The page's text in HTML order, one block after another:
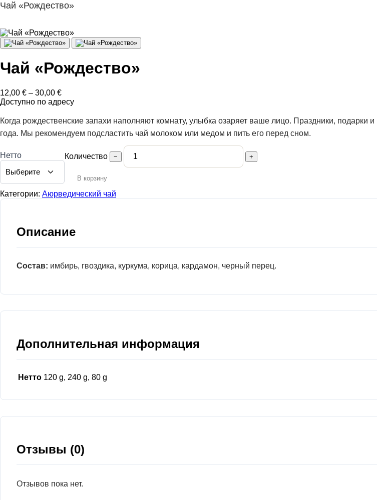
Чай «Рождество»
Чай «Рождество»
12,00 € – 30,00 €Диапазон
цен:
–
Доступно по адресу
Когда рождественские запахи наполняют комнату, улыбка озаряет ваше лицо. Праздники,
года. Мы рекомендуем подсластить чай молоком или медом и пить его перед сном.
Нетто Количество − +
В корзину
Категории: Аюрведический чай
Описание
Состав: имбирь, гвоздика, куркума, корица, кардамон, черный перец.
Дополнительная информация
Нетто 120 g, 240 g, 80 g
Отзывы (0)
Отзывов пока нет.